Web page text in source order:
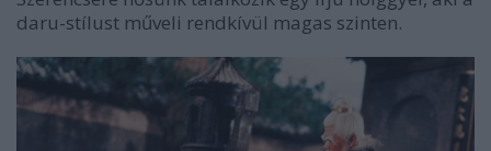
daru-stílust műveli rendkívül magas szinten.